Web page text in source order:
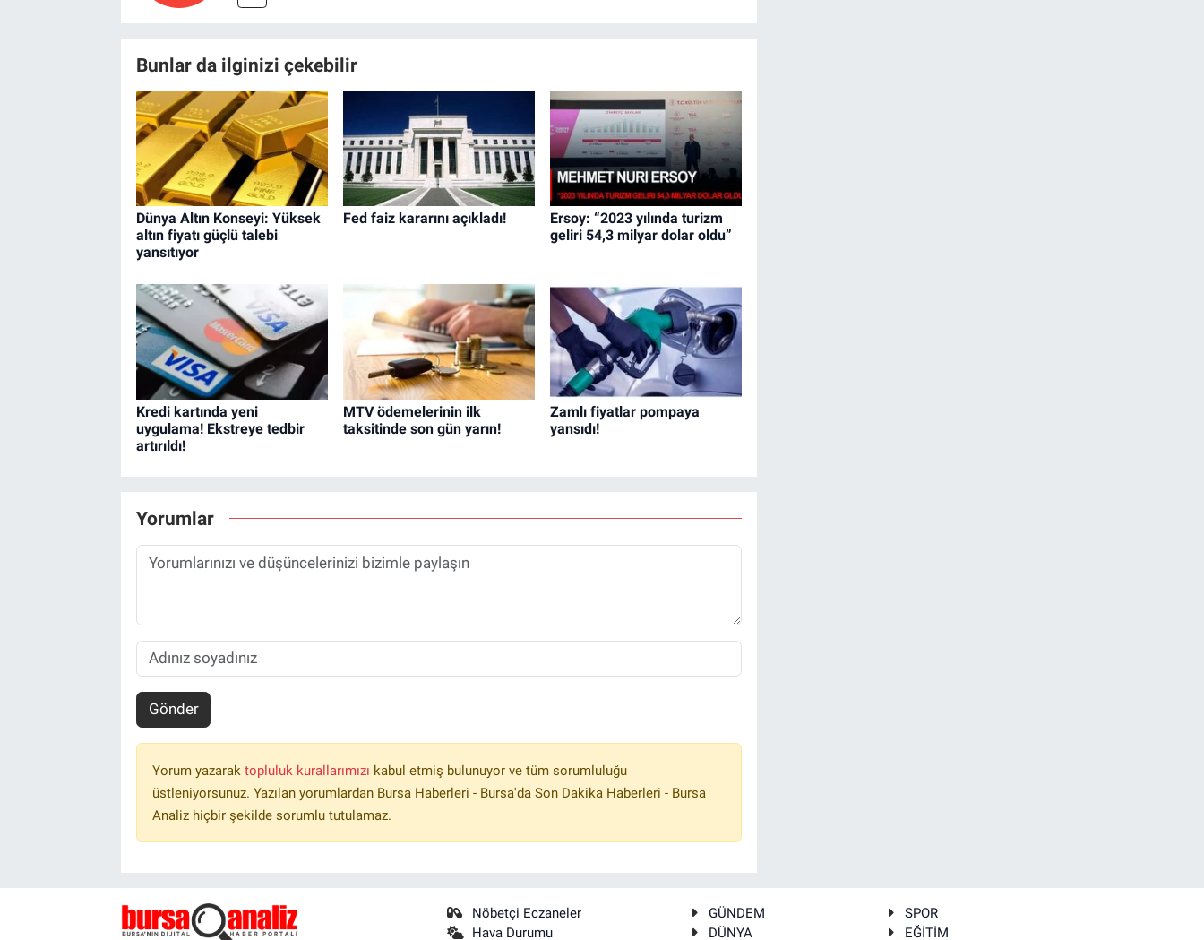
Bunlar da ilginizi çekebilir
Dünya Altın Konseyi: Yüksek
altın fiyatı güçlü talebi
yansıtıyor
Fed faiz kararını açıkladı!
Ersoy: “2023 yılında turizm
geliri 54,3 milyar dolar oldu”
Kredi kartında yeni
uygulama! Ekstreye tedbir
artırıldı!
MTV ödemelerinin ilk
taksitinde son gün yarın!
Zamlı fiyatlar pompaya
yansıdı!
Yorumlar
Gönder
Yorum yazarak topluluk kurallarımızı kabul etmiş bulunuyor ve tüm sorumluluğu
üstleniyorsunuz. Yazılan yorumlardan Bursa Haberleri - Bursa'da Son Dakika Haberleri - Bursa
Analiz hiçbir şekilde sorumlu tutulamaz.
Nöbetçi Eczaneler
Hava Durumu
GÜNDEM
SPOR
DÜNYA
EĞİTİM